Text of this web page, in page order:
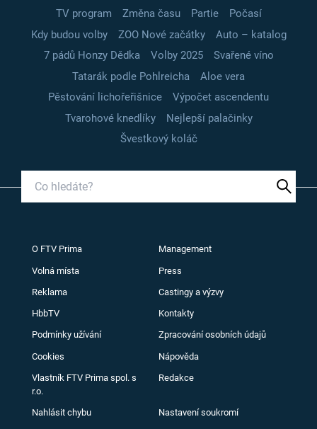
TV program
Změna času Partie
Počasí
Kdy budou volby
ZOO Nové začátky
Auto – katalog
7 pádů Honzy Dědka
Volby 2025
Svařené víno
Tatarák podle Pohlreicha
Aloe vera
Pěstování lichořeřišnice
Výpočet ascendentu
Tvarohové knedlíky
Nejlepší palačinky
Švestkový koláč
O FTV Prima Management
Volná místa Press
Reklama Castingy a výzvy
HbbTV Kontakty
Podmínky užívání Zpracování osobních údajů
Cookies Nápověda
Vlastník FTV Prima spol. s
r.o.
Redakce
Nahlásit chybu Nastavení soukromí